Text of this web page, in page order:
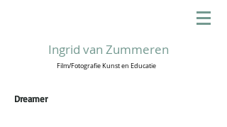
Ingrid van Zummeren
Film/Fotografie Kunst en Educatie
Dreamer